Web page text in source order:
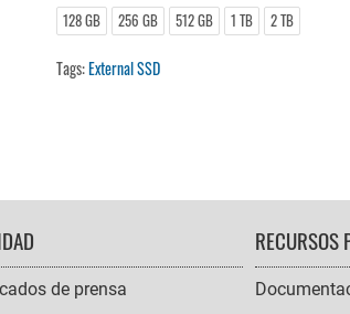
128 GB 256 GB 512 GB 1 TB 2 TB
Tags:External SSD
de prensa
RECURSOS